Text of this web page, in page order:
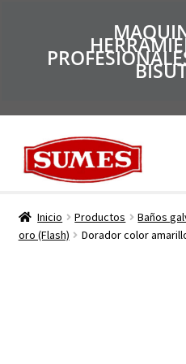
Inicio Productos Baños
oro (Flash)
Dorador color